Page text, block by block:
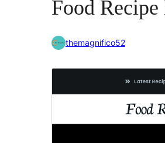
Food
themagnifico52